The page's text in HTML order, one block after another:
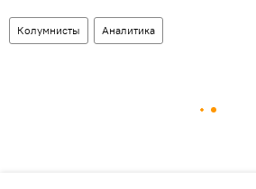
Колумнисты Аналитика